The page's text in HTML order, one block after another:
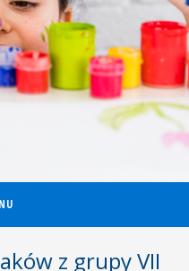
z grupy VII